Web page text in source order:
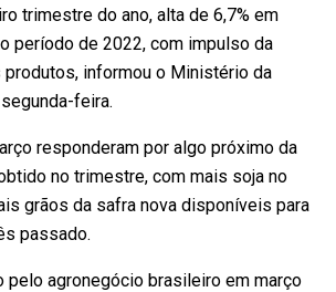
trimestre do ano, alta de 6,7% em
período de 2022, com impulso da
produtos, informou o Ministério da
feira.
responderam por algo próximo da
no trimestre, com mais soja no
grãos da safra nova disponíveis para
passado.
pelo agronegócio brasileiro em março